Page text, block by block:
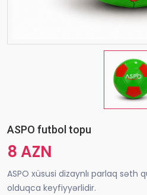
ASPO futbol topu
8 AZN
ASPO xüsusi dizaynlı parlaq səth
olduqca keyfiyyərlidir.